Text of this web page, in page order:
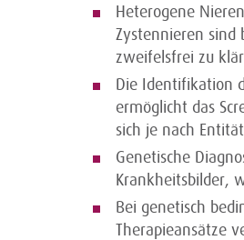
Heterogene
Zystennieren sind
zweifelsfrei zu
Die Identifikation
ermöglicht das
sich je nach
Genetische
Krankheitsbilder,
Bei genetisch
Therapieansätze